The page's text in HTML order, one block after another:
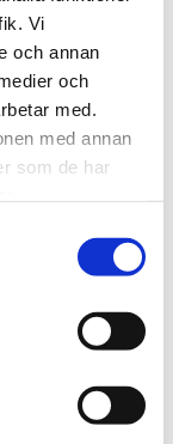
Vi
och annan
och
med.
med annan
som de har